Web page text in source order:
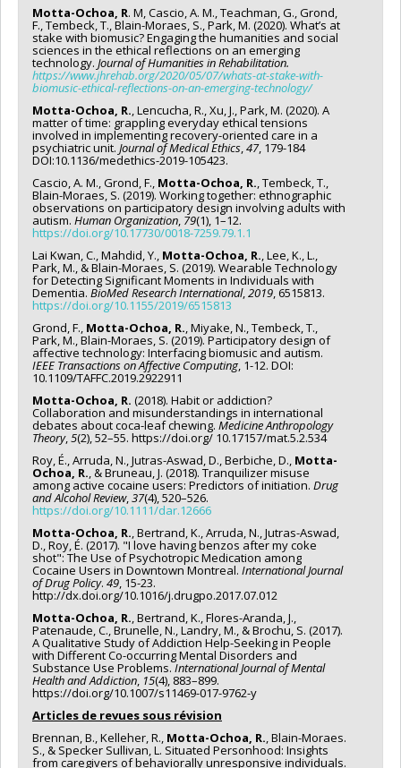
Motta-Ochoa, R. M, Cascio, A. M., Teachman, G., Grond,
F., Tembeck, T., Blain-Moraes, S., Park, M. (2020). What’s at
stake with biomusic? Engaging the humanities and social
sciences in the ethical reflections on an emerging
technology. Journal of Humanities in Rehabilitation.
https://www.jhrehab.org/2020/05/07/whats-at-stake-with-
biomusic-ethical-reflections-on-an-emerging-technology/
Motta-Ochoa, R., Lencucha, R., Xu, J., Park, M. (2020). A
matter of time: grappling everyday ethical tensions
involved in implementing recovery-oriented care in a
psychiatric unit. Journal of Medical Ethics,47, 179-184
DOI:10.1136/medethics-2019-105423.
Cascio, A. M., Grond, F., Motta-Ochoa, R., Tembeck, T.,
Blain-Moraes, S. (2019). Working together: ethnographic
observations on participatory design involving adults with
autism. Human Organization, 79(1), 1–12.
https://doi.org/10.17730/0018-7259.79.1.1
Lai Kwan, C., Mahdid, Y., Motta-Ochoa, R., Lee, K., L.,
Park, M., & Blain-Moraes, S. (2019). Wearable Technology
for Detecting Significant Moments in Individuals with
Dementia. BioMed Research International,2019, 6515813.
https://doi.org/10.1155/2019/6515813
Grond, F., Motta-Ochoa, R., Miyake, N., Tembeck, T.,
Park, M., Blain-Moraes, S. (2019). Participatory design of
affective technology: Interfacing biomusic and autism.
IEEE Transactions on Affective Computing, 1-12. DOI:
10.1109/TAFFC.2019.2922911
Motta-Ochoa, R. (2018). Habit or addiction?
Collaboration and misunderstandings in international
debates about coca-leaf chewing. Medicine Anthropology
Theory,5(2), 52–55. https://doi.org/ 10.17157/mat.5.2.534
Roy, É., Arruda, N., Jutras-Aswad, D., Berbiche, D., Motta-
Ochoa, R., & Bruneau, J. (2018). Tranquilizer misuse
among active cocaine users: Predictors of initiation. Drug
and Alcohol Review,37(4), 520–526.
https://doi.org/10.1111/dar.12666
Motta-Ochoa, R., Bertrand, K., Arruda, N., Jutras-Aswad,
D., Roy, É. (2017). "I love having benzos after my coke
shot": The Use of Psychotropic Medication among
Cocaine Users in Downtown Montreal. International Journal
of Drug Policy. 49, 15-23.
http://dx.doi.org/10.1016/j.drugpo.2017.07.012
Motta-Ochoa, R., Bertrand, K., Flores-Aranda, J.,
Patenaude, C., Brunelle, N., Landry, M., & Brochu, S. (2017).
A Qualitative Study of Addiction Help-Seeking in People
with Different Co-occurring Mental Disorders and
Substance Use Problems. International Journal of Mental
Health and Addiction, 15(4), 883–899.
https://doi.org/10.1007/s11469-017-9762-y
Articles de revues sous révision
Brennan, B., Kelleher, R., Motta-Ochoa, R., Blain-Moraes.
S., & Specker Sullivan, L. Situated Personhood: Insights
from caregivers of behaviorally unresponsive individuals.